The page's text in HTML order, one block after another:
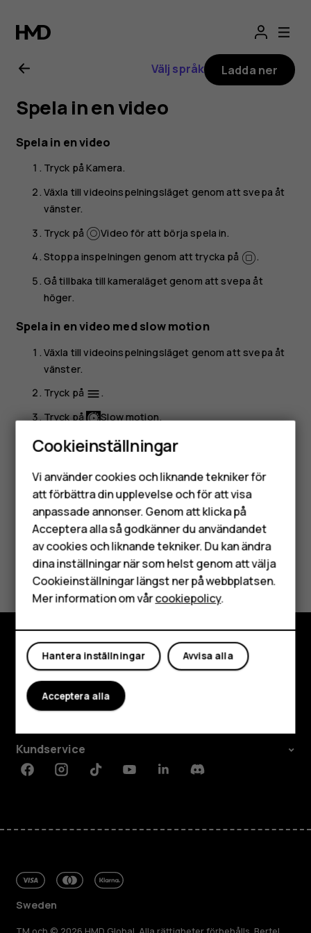
för
Nokia
2.1
Smartphones
Mobiltelefoner
Tillbehör
HMD Terra M
Surfplattor
Välj språk Ladda ner
Spela in en video
Spela in en video
Tryck påKamera.
Växla till videoinspelningsläget genom att svepa åt
vänster.
Tryck på
Video för att börja spela in.
Stoppa inspelningen genom att trycka på
.
Gå tillbaka till kameraläget genom att svepa åt
höger.
Spela in en video med slow motion
Växla till videoinspelningsläget genom att svepa åt
vänster.
Tryck på menu.
Tryck på
Slow motion.
Tryck på
Slow motionför att börja spela in.
Var detta till hjälp?
Ja Nej
Utforska
Om
Kundservice
FacebookInstagramTiktokYoutubeLinkedinDiscord
Sweden
Cookieinställningar
Vi använder cookies och liknande tekniker för
att förbättra din upplevelse och för att visa
anpassade annonser. Genom att klicka på
Acceptera alla så godkänner du användandet
av cookies och liknande tekniker. Du kan ändra
dina inställningar när som helst genom att välja
Cookieinställningar längst ner på webbplatsen.
Mer information om vårcookiepolicy.
Avvisa alla
Hantera inställningar
Acceptera alla